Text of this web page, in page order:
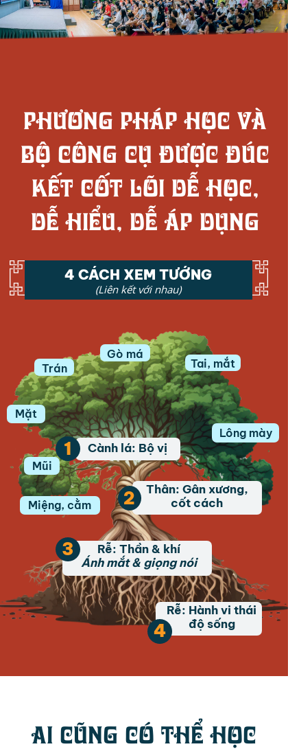
Phương pháp học và
bộ công cụ được đúc
kết cốt lõi dễ học,
dễ hiểu, dễ áp dụng
Cành lá: Bộ vị
1
Thân: Gân xương,
cốt cách
2
Rễ: Thần & khí
Ánh mắt & giọng nói
3
Rễ: Hành vi thái
độ sống
4
Miệng, cằm
Mũi
Mặt
Trán
Gò má
Tai, mắt
Lông mày
4 CÁCH XEM TƯỚNG
(Liên kết với nhau)
Ai cũng có thể học